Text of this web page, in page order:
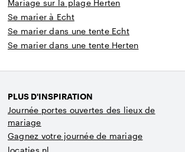
Mariage sur la plage Herten
Se marier à Echt
Se marier dans une tente Echt
Se marier dans une tente Herten
PLUS D'INSPIRATION
Journée portes ouvertes des lieux de
mariage
Gagnez votre journée de mariage